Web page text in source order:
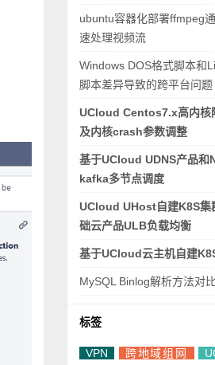
ubuntu容器化部署ffmpeg
速处理视频流
Windows DOS格式脚本和
脚本差异导致的跨平台问题
UCloud Centos7.x高内核
及内核crash参数调整
基于UCloud UDNS产品和
kafka多节点调度
UCloud UHost自建K8S集
础云产品ULB负载均衡
基于UCloud云主机自建
MySQL Binlog解析方法对比
标签
VPN 跨地域组网